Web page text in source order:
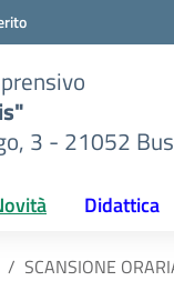
3 - 21052
Didattica
SCANSIONE